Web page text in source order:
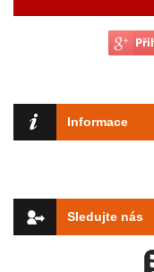
Informace
Sledujte nás